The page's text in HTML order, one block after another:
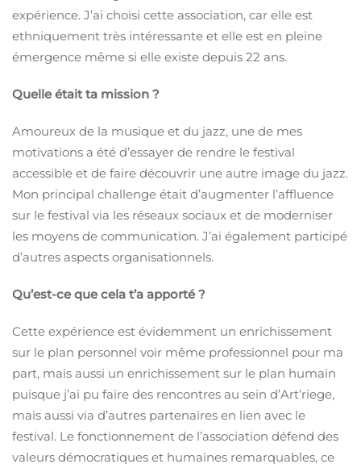
expérience. J’ai choisi cette association, car elle est
ethniquement très intéressante et elle est en pleine
émergence même si elle existe depuis 22 ans.
Quelle était ta mission ?
Amoureux de la musique et du jazz, une de mes
motivations a été d’essayer de rendre le festival
accessible et de faire découvrir une autre image du jazz.
Mon principal challenge était d’augmenter l’affluence
sur le festival via les réseaux sociaux et de moderniser
les moyens de communication. J’ai également participé
d’autres aspects organisationnels.
Qu’est-ce que cela t’a apporté ?
Cette expérience est évidemment un enrichissement
sur le plan personnel voir même professionnel pour ma
part, mais aussi un enrichissement sur le plan humain
puisque j’ai pu faire des rencontres au sein d’Art’riege,
mais aussi via d’autres partenaires en lien avec le
festival. Le fonctionnement de l’association défend des
valeurs démocratiques et humaines remarquables, ce